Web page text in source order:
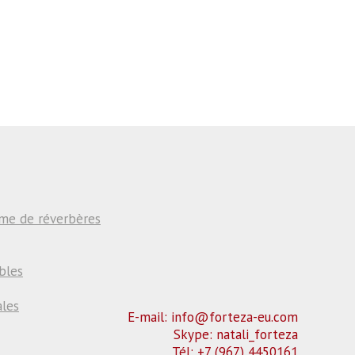
de réverbères
E-mail: info@forteza-eu.com
Skype: natali_forteza